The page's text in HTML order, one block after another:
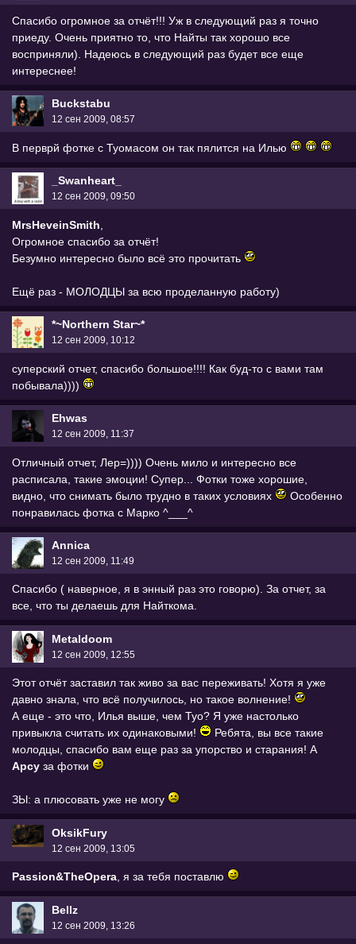
Спасибо огромное за отчёт!!! Уж в следующий раз я точно
приеду. Очень приятно то, что Найты так хорошо все
восприняли). Надеюсь в следующий раз будет все еще
интереснее!
Buckstabu
12 сен 2009, 08:57
В перврй фотке с Туомасом он так пялится на Илью
_Swanheart_
12 сен 2009, 09:50
MrsHeveinSmith
Огромное спасибо за отчёт!
Безумно интересно было всё это прочитать
Ещё раз - МОЛОДЦЫ за всю проделанную работу)
*~Northern Star~*
12 сен 2009, 10:12
суперский отчет, спасибо большое!!!! Как буд-то с вами там
побывала))))
Ehwas
12 сен 2009, 11:37
Отличный отчет, Лер=)))) Очень мило и интересно все
расписала, такие эмоции! Супер... Фотки тоже хорошие,
видно, что снимать было трудно в таких условиях
Особенно
понравилась фотка с Марко ^___^
Annica
12 сен 2009, 11:49
Спасибо ( наверное, я в энный раз это говорю). За отчет, за
все, что ты делаешь для Найткома.
Metaldoom
12 сен 2009, 12:55
Этот отчёт заставил так живо за вас переживать! Хотя я уже
давно знала, что всё получилось, но такое волнение!
А еще - это что, Илья выше, чем Туо? Я уже настолько
привыкла считать их одинаковыми!
Ребята, вы все такие
молодцы, спасибо вам еще раз за упорство и старания! А
Арсу за фотки
ЗЫ: а плюсовать уже не могу
OksikFury
12 сен 2009, 13:05
Passion&TheOpera, я за тебя поставлю
Bellz
12 сен 2009, 13:26